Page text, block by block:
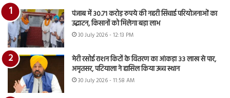
पंजाब में 30.71 करोड़ रुपये की नहरी सिंचाई परियोजनाओं का
उद्घाटन, किसानों को मिलेगा बड़ा लाभ
30 July 2026 - 12:13 PM
मेरी रसोई राशन किटों के वितरण का आंकड़ा 33 लाख से पार,
अमृतसर, पटियाला ने हासिल किया उच्च स्थान
30 July 2026 - 11:58 AM